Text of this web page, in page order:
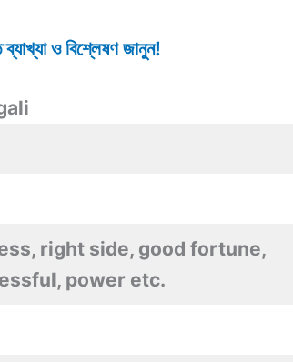
ও বিশ্লেষণ জানুন!
right side, good fortune,
power etc.